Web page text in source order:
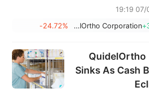
07/08
QuidelOrtho Corporation
-24.72%
QuidelOrtho
Sinks As Cash